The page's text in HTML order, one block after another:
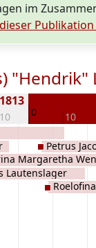
im
"Hendrik"
0 10
Margaretha
Lautenslager
Petrus